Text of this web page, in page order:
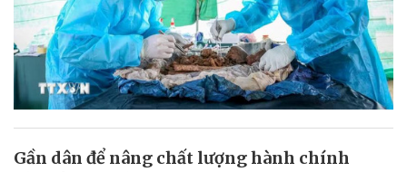
Gần dân để nâng chất lượng hành chính